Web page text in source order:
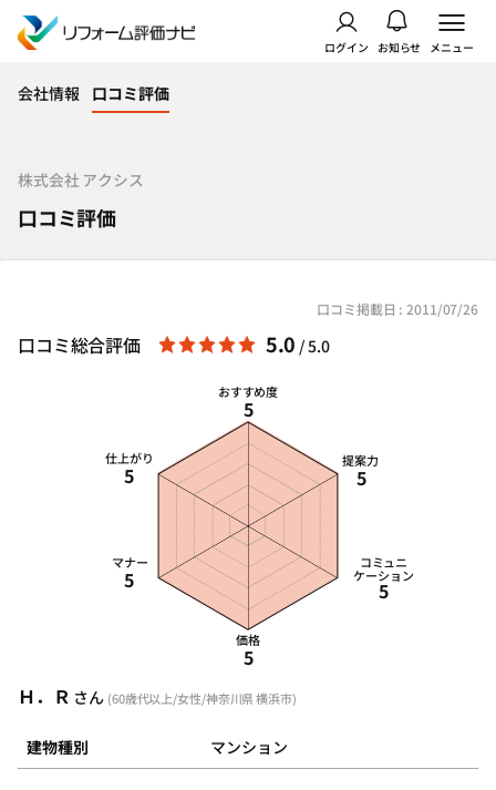
ログイン お知らせ メニュー
会社情報 口コミ評価
株式会社 アクシス
口コミ評価
口コミ掲載日 : 2011/07/26
Ｈ．Ｒ さん (60歳代以上/女性/神奈川県 横浜市)
建物種別 マンション
口コミ総合評価 5.0 / 5.0
おすすめ度
5
提案力
5
コミュニ
ケーション
5
価格
5
マナー
5
仕上がり
5